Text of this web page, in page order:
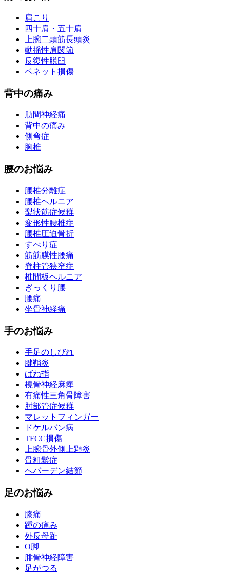
肩こり
四十肩・五十肩
上腕二頭筋長頭炎
動揺性肩関節
反復性脱臼
ベネット損傷
背中の痛み
肋間神経痛
背中の痛み
側弯症
胸椎
腰のお悩み
腰椎分離症
腰椎ヘルニア
梨状筋症候群
変形性腰椎症
腰椎圧迫骨折
すべり症
筋筋膜性腰痛
脊柱管狭窄症
椎間板ヘルニア
ぎっくり腰
腰痛
坐骨神経痛
手のお悩み
手足のしびれ
腱鞘炎
ばね指
橈骨神経麻痺
有痛性三角骨障害
肘部管症候群
マレットフィンガー
ドケルバン病
TFCC損傷
上腕骨外側上顆炎
骨粗鬆症
へバーデン結節
足のお悩み
膝痛
踵の痛み
外反母趾
О脚
腓骨神経障害
足がつる